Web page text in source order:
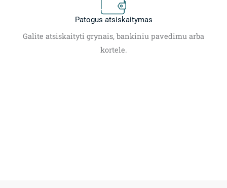
Patogus atsiskaitymas
Galite atsiskaityti grynais, bankiniu pavedimu arba
kortele.